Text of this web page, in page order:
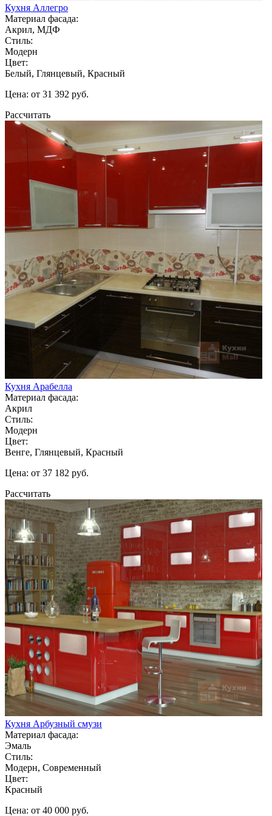
Кухня Аллегро
Материал фасада:
Акрил, МДФ
Стиль:
Модерн
Цвет:
Белый, Глянцевый, Красный
Цена: от 31 392 руб.
Рассчитать
Кухня Арабелла
Материал фасада:
Акрил
Стиль:
Модерн
Цвет:
Венге, Глянцевый, Красный
Цена: от 37 182 руб.
Рассчитать
Кухня Арбузный смузи
Материал фасада:
Эмаль
Стиль:
Модерн, Современный
Цвет:
Красный
Цена: от 40 000 руб.